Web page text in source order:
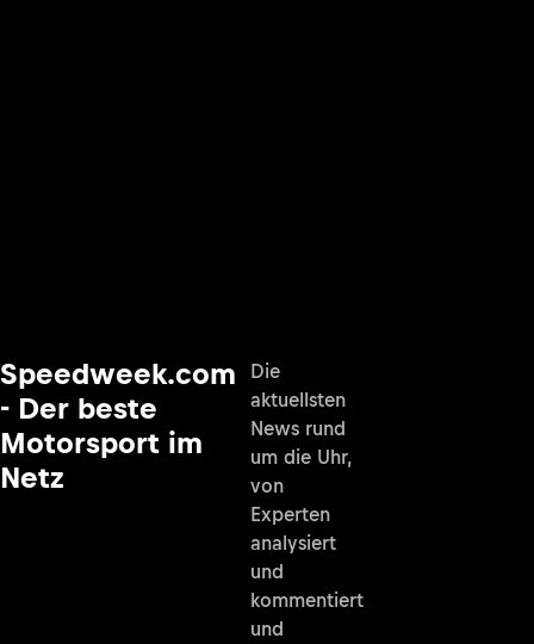
Speedweek.com
- Der beste
Motorsport im
Netz
Die
aktuellsten
News rund
um die Uhr,
von
Experten
analysiert
und
kommentiert
und